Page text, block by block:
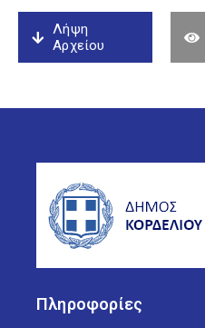
Λήψη
Αρχείου
Πληροφορίες